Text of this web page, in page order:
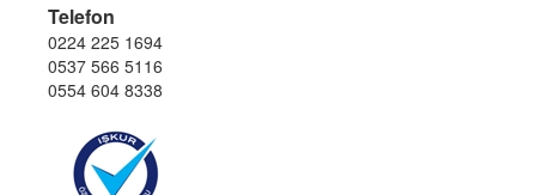
Telefon
0224 225 1694
0537 566 5116
0554 604 8338